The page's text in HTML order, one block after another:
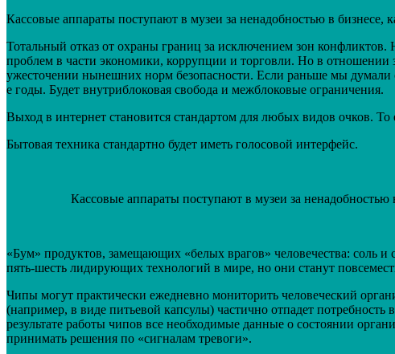
Кассовые аппараты поступают в музеи за ненадобностью в бизнесе,
Тотальный отказ от охраны границ за исключением зон
проблем в части экономики, коррупции и торговли. Но в отношении
ужесточении нынешних норм безопасности. Если раньше мы думали о
е годы. Будет внутриблоковая свобода и межблоковые ограничения.
Выход в интернет становится стандартом для любых видов очков. То
Бытовая техника стандартно будет иметь голосовой интерфейс.
Кассовые аппараты поступают в музеи за
«Бум» продуктов, замещающих «белых врагов» человечества: соль
пять-шесть лидирующих технологий в мире, но они станут
Чипы могут практически ежедневно мониторить человеческий
(например, в виде питьевой капсулы) частично отпадет
результате работы чипов все необходимые данные о состоянии
принимать решения по «сигналам тревоги».